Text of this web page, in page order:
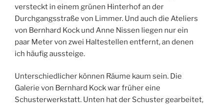
versteckt in einem grünen Hinterhof an der
Durchgangsstraße von Limmer. Und auch die Ateliers
von Bernhard Kock und Anne Nissen liegen nur ein
paar Meter von zwei Haltestellen entfernt, an denen
ich häufig aussteige.
Unterschiedlicher können Räume kaum sein. Die
Galerie von Bernhard Kock war früher eine
Schusterwerkstatt. Unten hat der Schuster gearbeitet,